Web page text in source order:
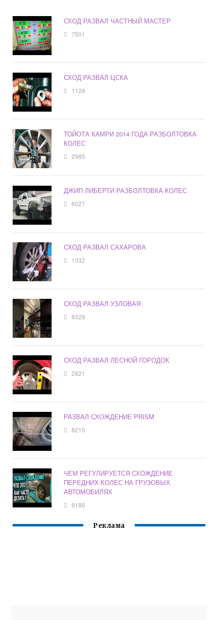
СХОД РАЗВАЛ ЧАСТНЫЙ МАСТЕР
7501
СХОД РАЗВАЛ ЦСКА
1128
ТОЙОТА КАМРИ 2014 ГОДА РАЗБОЛТОВКА
КОЛЕС
2985
ДЖИП ЛИБЕРТИ РАЗБОЛТОВКА КОЛЕС
6027
СХОД РАЗВАЛ САХАРОВА
1332
СХОД РАЗВАЛ УЗЛОВАЯ
8328
СХОД РАЗВАЛ ЛЕСНОЙ ГОРОДОК
2821
РАЗВАЛ СХОЖДЕНИЕ PRISM
8215
ЧЕМ РЕГУЛИРУЕТСЯ СХОЖДЕНИЕ
ПЕРЕДНИХ КОЛЕС НА ГРУЗОВЫХ
АВТОМОБИЛЯХ
9186
Реклама